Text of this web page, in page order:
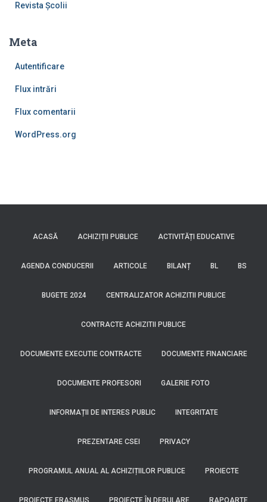
Revista Școlii
Meta
Autentificare
Flux intrări
Flux comentarii
WordPress.org
ACASĂ ACHIZIȚII PUBLICE ACTIVITĂȚI EDUCATIVE
AGENDA CONDUCERII ARTICOLE BILANȚ BL BS
BUGETE 2024 CENTRALIZATOR ACHIZITII PUBLICE
CONTRACTE ACHIZITII PUBLICE
DOCUMENTE EXECUTIE CONTRACTE DOCUMENTE FINANCIARE
DOCUMENTE PROFESORI GALERIE FOTO
INFORMAȚII DE INTERES PUBLIC INTEGRITATE
PREZENTARE CSEI PRIVACY
PROGRAMUL ANUAL AL ACHIZIȚIILOR PUBLICE PROIECTE
PROIECTE ERASMUS PROIECTE ÎN DERULARE RAPOARTE